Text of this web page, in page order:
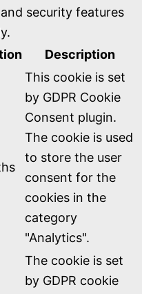
security features
Description
This cookie is set
by GDPR Cookie
Consent plugin.
The cookie is used
to store the user
consent for the
cookies in the
category
"Analytics".
The cookie is set
by GDPR cookie